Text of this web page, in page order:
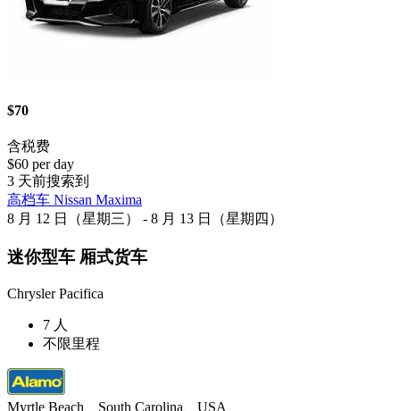
$70
含税费
$60 per day
3 天前搜索到
高档车 Nissan Maxima
8 月 12 日（星期三） - 8 月 13 日（星期四）
迷你型车 厢式货车
Chrysler Pacifica
7 人
不限里程
Myrtle Beach、South Carolina、USA